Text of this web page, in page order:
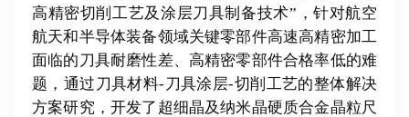
高精密切削工艺及涂层刀具制备技术”，针对航空
航天和半导体装备领域关键零部件高速高精密加工
面临的刀具耐磨性差、高精密零部件合格率低的难
题，通过刀具材料-刀具涂层-切削工艺的整体解决
方案研究，开发了超细晶及纳米晶硬质合金晶粒尺